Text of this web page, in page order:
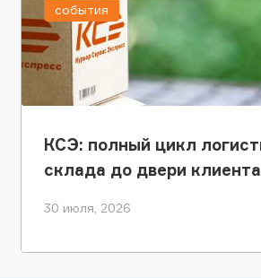
КСЭ: полный цикл
склада до двери клиента
30 июля, 2026
события